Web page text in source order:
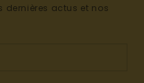
dernières actus et nos